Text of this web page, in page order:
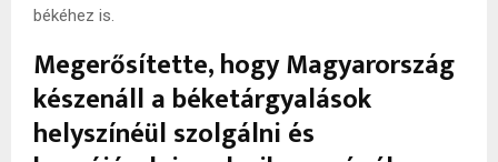
békéhez is.
Megerősítette, hogy Magyarország
készenáll a béketárgyalások
helyszínéül szolgálni és